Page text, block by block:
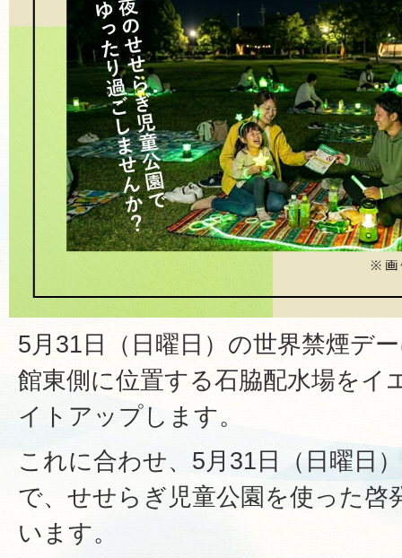
5月31日（日曜日）の世界禁煙デ
館東側に位置する石脇配水場をイ
イトアップします。
これに合わせ、5月31日（日曜日
で、せせらぎ児童公園を使った啓
います。